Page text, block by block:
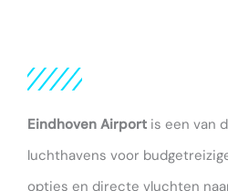
Eindhoven Airport is een van
luchthavens voor
opties en directe vluchten